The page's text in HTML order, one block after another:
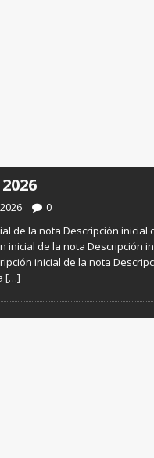
0
de la nota Descripción inicial
inicial de la nota Descripción
inicial de la nota
[…]